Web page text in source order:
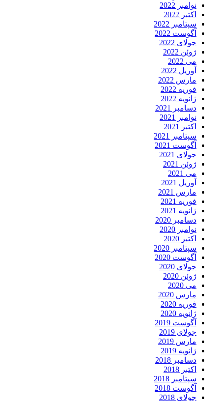
نوامبر 2022
اکتبر 2022
سپتامبر 2022
آگوست 2022
جولای 2022
ژوئن 2022
می 2022
آوریل 2022
مارس 2022
فوریه 2022
ژانویه 2022
دسامبر 2021
نوامبر 2021
اکتبر 2021
سپتامبر 2021
آگوست 2021
جولای 2021
ژوئن 2021
می 2021
آوریل 2021
مارس 2021
فوریه 2021
ژانویه 2021
دسامبر 2020
نوامبر 2020
اکتبر 2020
سپتامبر 2020
آگوست 2020
جولای 2020
ژوئن 2020
می 2020
مارس 2020
فوریه 2020
ژانویه 2020
آگوست 2019
جولای 2019
مارس 2019
ژانویه 2019
دسامبر 2018
اکتبر 2018
سپتامبر 2018
آگوست 2018
جولای 2018